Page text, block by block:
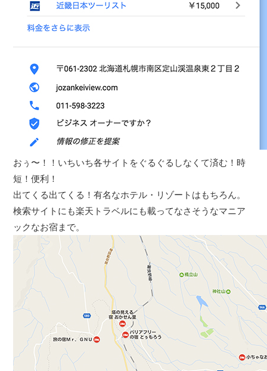
おぅ〜！！いちいち各サイトをぐるぐるしなくて済む！時
短！便利！
出てくる出てくる！有名なホテル・リゾートはもちろん。
検索サイトにも楽天トラベルにも載ってなさそうなマニア
ックなお宿まで。